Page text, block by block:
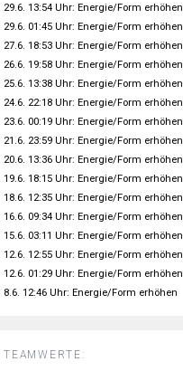
TEAMWERTE:
29.6. 13:54 Uhr: Energie/Form erhöhen
29.6. 01:45 Uhr: Energie/Form erhöhen
27.6. 18:53 Uhr: Energie/Form erhöhen
26.6. 19:58 Uhr: Energie/Form erhöhen
25.6. 13:38 Uhr: Energie/Form erhöhen
24.6. 22:18 Uhr: Energie/Form erhöhen
23.6. 00:19 Uhr: Energie/Form erhöhen
21.6. 23:59 Uhr: Energie/Form erhöhen
20.6. 13:36 Uhr: Energie/Form erhöhen
19.6. 18:15 Uhr: Energie/Form erhöhen
18.6. 12:35 Uhr: Energie/Form erhöhen
16.6. 09:34 Uhr: Energie/Form erhöhen
15.6. 03:11 Uhr: Energie/Form erhöhen
12.6. 12:55 Uhr: Energie/Form erhöhen
12.6. 01:29 Uhr: Energie/Form erhöhen
8.6. 12:46 Uhr: Energie/Form erhöhen